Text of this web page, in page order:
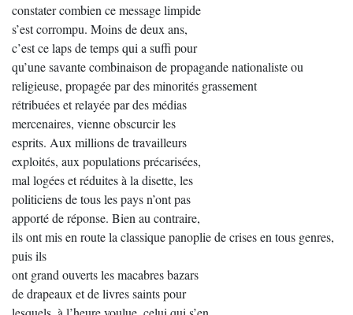
constater combien ce message limpide
s’est corrompu. Moins de deux ans,
c’est ce laps de temps qui a suffi pour
qu’une savante combinaison de propagande nationaliste ou
religieuse, propagée par des minorités grassement
rétribuées et relayée par des médias
mercenaires, vienne obscurcir les
esprits. Aux millions de travailleurs
exploités, aux populations précarisées,
mal logées et réduites à la disette, les
politiciens de tous les pays n’ont pas
apporté de réponse. Bien au contraire,
ils ont mis en route la classique panoplie de crises en tous genres,
puis ils
ont grand ouverts les macabres bazars
de drapeaux et de livres saints pour